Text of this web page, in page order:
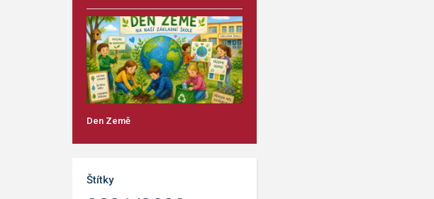
Den Země
Štítky